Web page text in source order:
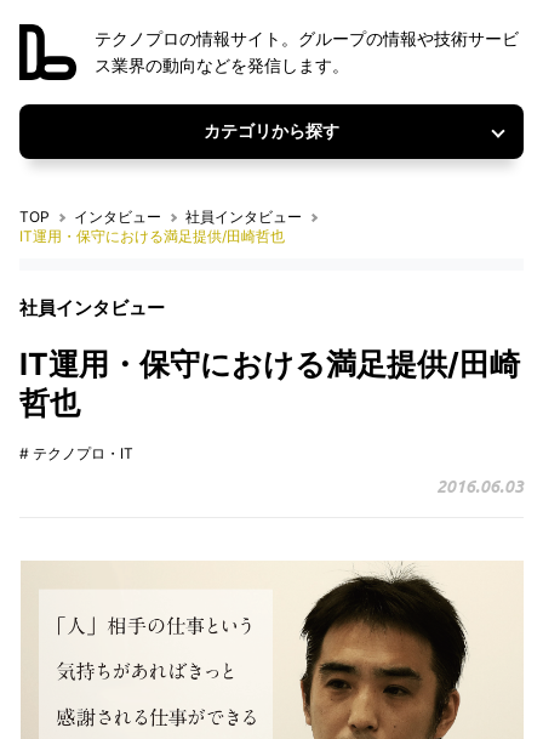
テクノプロの情報サイト。グループの情報や技術サービ
ス業界の動向などを発信します。
カテゴリから探す
TOP インタビュー
社員インタビュー
IT運用・保守における満足提供/田崎哲也
社員インタビュー
IT運用・保守における満足提供/田崎
哲也
# テクノプロ・IT
2016.06.03